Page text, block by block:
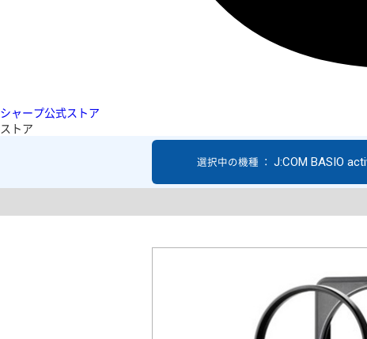
シャープ公式ストア
ストア
選択中の機種 ： J:COM BASIO